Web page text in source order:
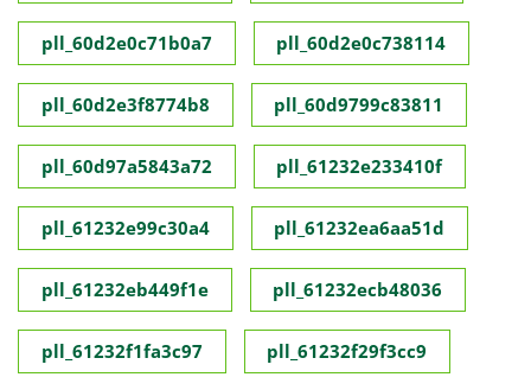
pll_60d2e0c71b0a7 pll_60d2e0c738114
pll_60d2e3f8774b8 pll_60d9799c83811
pll_60d97a5843a72 pll_61232e233410f
pll_61232e99c30a4 pll_61232ea6aa51d
pll_61232eb449f1e pll_61232ecb48036
pll_61232f1fa3c97 pll_61232f29f3cc9